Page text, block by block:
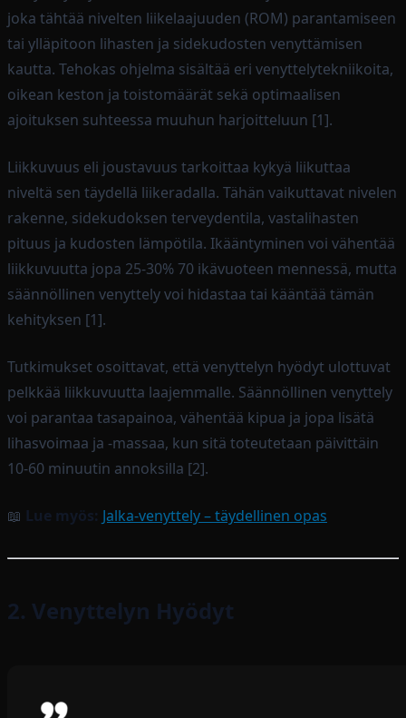
joka tähtää nivelten liikelaajuuden (ROM) parantamiseen
tai ylläpitoon lihasten ja sidekudosten venyttämisen
kautta. Tehokas ohjelma sisältää eri venyttelytekniikoita,
oikean keston ja toistomäärät sekä optimaalisen
ajoituksen suhteessa muuhun harjoitteluun [1].
Liikkuvuus eli joustavuus tarkoittaa kykyä liikuttaa
niveltä sen täydellä liikeradalla. Tähän vaikuttavat nivelen
rakenne, sidekudoksen terveydentila, vastalihasten
pituus ja kudosten lämpötila. Ikääntyminen voi vähentää
liikkuvuutta jopa 25-30% 70 ikävuoteen mennessä, mutta
säännöllinen venyttely voi hidastaa tai kääntää tämän
kehityksen [1].
Tutkimukset osoittavat, että venyttelyn hyödyt ulottuvat
pelkkää liikkuvuutta laajemmalle. Säännöllinen venyttely
voi parantaa tasapainoa, vähentää kipua ja jopa lisätä
lihasvoimaa ja -massaa, kun sitä toteutetaan päivittäin
10-60 minuutin annoksilla [2].
📖 Lue myös: Jalka-venyttely – täydellinen opas
2. Venyttelyn Hyödyt